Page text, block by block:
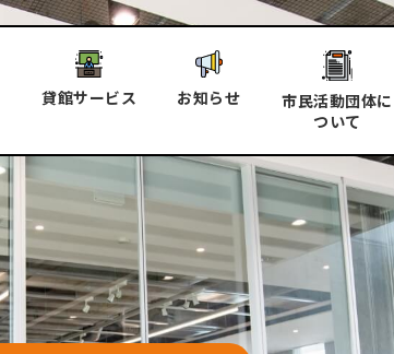
貸館サービス お知らせ
市民活動団体に
ついて